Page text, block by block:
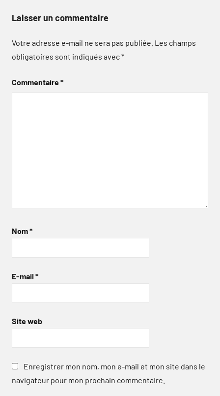
Laisser un commentaire
Votre adresse e-mail ne sera pas publiée. Les champs
obligatoires sont indiqués avec*
Commentaire*
Nom*
E-mail *
Site web
Enregistrer mon nom, mon e-mail et mon site dans le
navigateur pour mon prochain commentaire.